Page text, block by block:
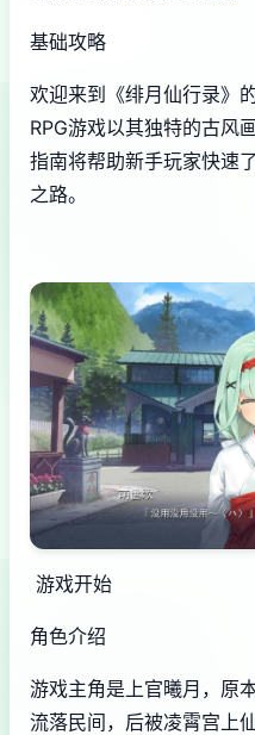
基础攻略
欢迎来到《绯月仙行录》
RPG游戏以其独特的古风
指南将帮助新手玩家快速
之路。
游戏开始
角色介绍
游戏主角是上官曦月，原
流落民间，后被凌霄宫上